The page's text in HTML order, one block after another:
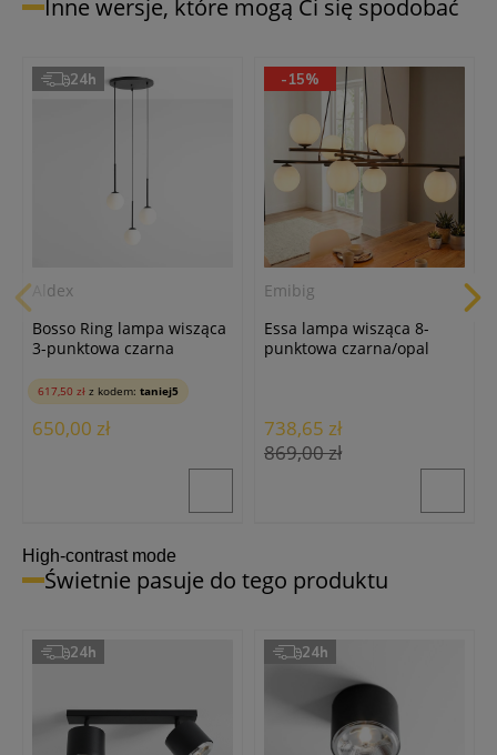
Inne wersje, które mogą Ci się spodobać
Aldex
Bosso Ring lampa wisząca
3-punktowa czarna
617,50 zł z kodem: taniej5
650,00 zł
24h
Emibig
Essa lampa wisząca 8-
punktowa czarna/opal
738,65 zł
869,00 zł
-15%
High-contrast mode
Świetnie pasuje do tego produktu
24h 24h